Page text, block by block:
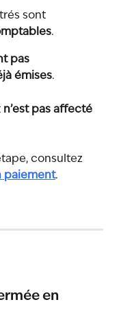
sont
.
pas
émises.
n’est pas affecté
consultez
paiement.
en